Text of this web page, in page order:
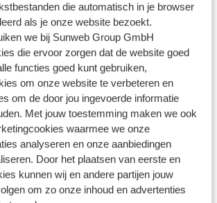
die automatisch in je browser
als je onze website bezoekt.
we bij Sunweb Group GmbH
die ervoor zorgen dat de website goed
functies goed kunt gebruiken,
om onze website te verbeteren en
om de door jou ingevoerde informatie
Met jouw toestemming maken we ook
waarmee we onze
analyseren en onze aanbiedingen
Door het plaatsen van eerste en
kunnen wij en andere partijen jouw
om zo onze inhoud en advertenties
m
100 m
m
voor jou